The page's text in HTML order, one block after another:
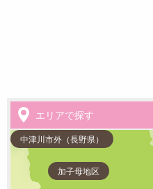
エリアで探す
中津川市外（長野県）
加子母地区